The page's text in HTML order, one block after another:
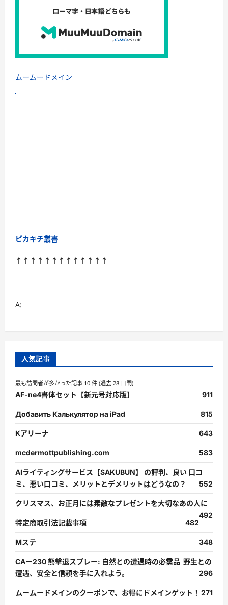
ムームードメイン
ピカキチ叢書
↑↑↑↑↑↑↑↑↑↑↑↑↑
A:
人気記事
最も訪問者が多かった記事 10 件 (過去 28 日間)
AF-ne4書体セット【新元号対応版】 911
Добавить Калькулятор на iPad 815
Kアリーナ 643
mcdermottpublishing.com 583
AIライティングサービス【SAKUBUN】 の評判、良い 口コ
ミ、悪い口コミ、メリットとデメリットはどうなの？
552
クリスマス、お正月には素敵なプレゼントを大切なあの人に
492
特定商取引法記載事項
482
Mステ 348
CAー230 熊撃退スプレー: 自然との遭遇時の必需品 野生との
遭遇、安全と信頼を手に入れよう。
296
ムームードメインのクーポンで、お得にドメインゲット！ 271